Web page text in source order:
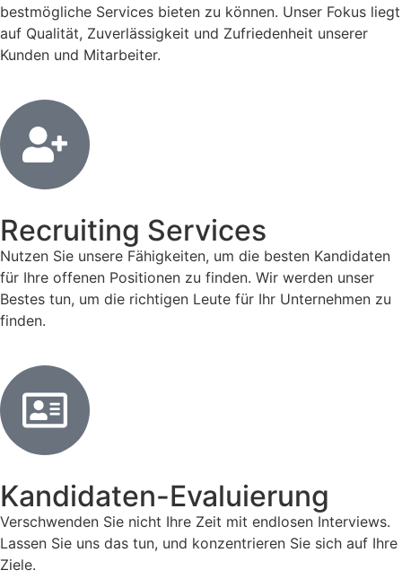
bestmögliche Services bieten zu können. Unser Fokus liegt
auf Qualität, Zuverlässigkeit und Zufriedenheit unserer
Kunden und Mitarbeiter.
Recruiting Services
Nutzen Sie unsere Fähigkeiten, um die besten Kandidaten
für Ihre offenen Positionen zu finden. Wir werden unser
Bestes tun, um die richtigen Leute für Ihr Unternehmen zu
finden.
Kandidaten-Evaluierung
Verschwenden Sie nicht Ihre Zeit mit endlosen Interviews.
Lassen Sie uns das tun, und konzentrieren Sie sich auf Ihre
Ziele.